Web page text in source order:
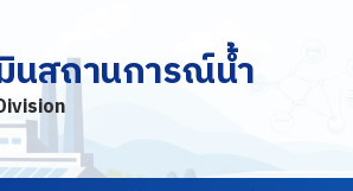
มินสถานการณ์น้ำ